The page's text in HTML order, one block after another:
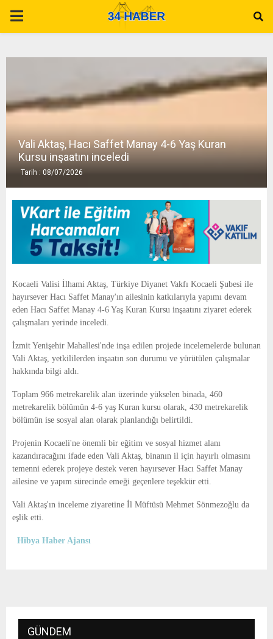
P
M
A
E
N
U
Vali Aktaş, Hacı Saffet Manay 4-6 Yaş Kuran
Kursu inşaatını inceledi
Tarih : 08/07/2026
Kocaeli Valisi İlhami Aktaş, Türkiye Diyanet Vakfı Kocaeli Şubesi ile
hayırsever Hacı Saffet Manay'ın ailesinin katkılarıyla yapımı devam
eden Hacı Saffet Manay 4-6 Yaş Kuran Kursu inşaatını ziyaret ederek
çalışmaları yerinde inceledi.
İzmit Yenişehir Mahallesi'nde inşa edilen projede incelemelerde bulunan
Vali Aktaş, yetkililerden inşaatın son durumu ve yürütülen çalışmalar
hakkında bilgi aldı.
Toplam 966 metrekarelik alan üzerinde yükselen binada, 460
metrekarelik bölümün 4-6 yaş Kuran kursu olarak, 430 metrekarelik
bölümün ise sosyal alan olarak planlandığı belirtildi.
Projenin Kocaeli'ne önemli bir eğitim ve sosyal hizmet alanı
kazandıracağını ifade eden Vali Aktaş, binanın il için hayırlı olmasını
temenni ederek projeye destek veren hayırsever Hacı Saffet Manay
ailesine ve yapım sürecinde emeği geçenlere teşekkür etti.
Vali Aktaş'ın inceleme ziyaretine İl Müftüsü Mehmet Sönmezoğlu da
eşlik etti.
Hibya Haber Ajansı
GÜNDEM